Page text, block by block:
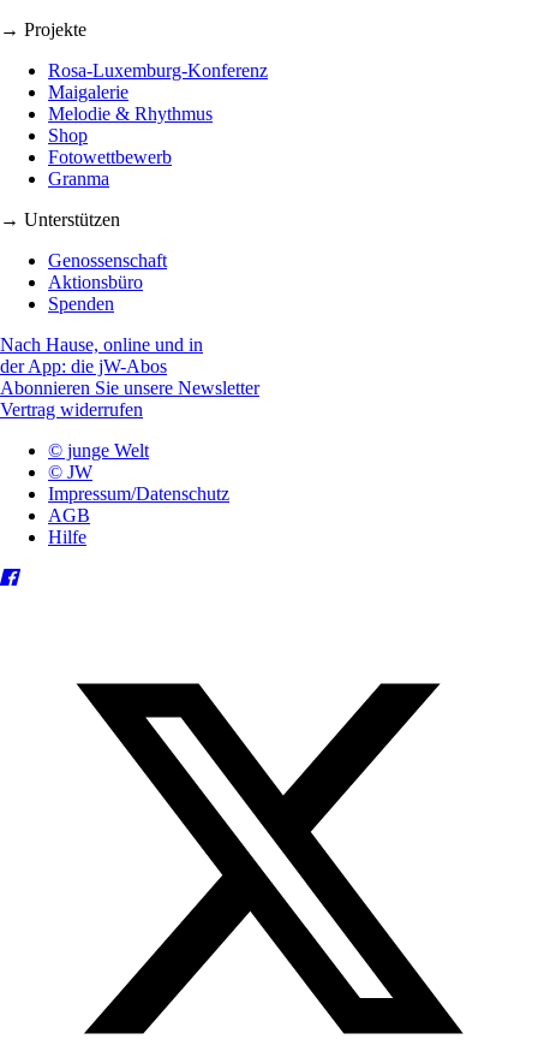
→ Projekte
Rosa-Luxemburg-Konferenz
Maigalerie
Melodie & Rhythmus
Shop
Fotowettbewerb
Granma
→ Unterstützen
Genossenschaft
Aktionsbüro
Spenden
Nach Hause, online und in
der App: die jW-Abos
Abonnieren Sie unsere Newsletter
Vertrag widerrufen
© junge Welt
© JW
Impressum/Datenschutz
AGB
Hilfe